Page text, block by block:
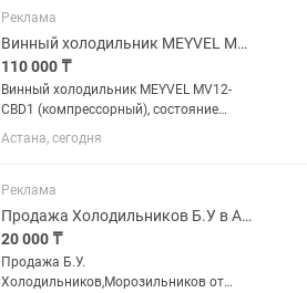
Реклама
Винный холодильник MEYVEL MV12-CBD1
110 000 ₸
Винный холодильник MEYVEL MV12-
CBD1 (компрессорный), состояние
нового Продам компрессорный
винный холодильник MEYVEL MV12-
использовался очень редко.
Состояние...
Астана, сегодня
Реклама
Продажа Холодильников Б.У в Алматы с доставкой, И гарантией
20 000 ₸
Продажа Б.У.
Холодильников,Морозильников от